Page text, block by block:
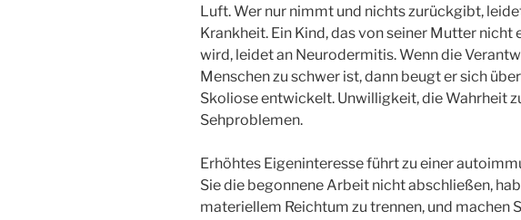
Luft. Wer nur nimmt und nichts zurückgibt,
Krankheit. Ein Kind, das von seiner Mutter
wird, leidet an Neurodermitis. Wenn die
Menschen zu schwer ist, dann beugt er sich
Skoliose entwickelt. Unwilligkeit, die Wahrheit
Sehproblemen.
Erhöhtes Eigeninteresse führt zu einer
Sie die begonnene Arbeit nicht abschließen,
materiellem Reichtum zu trennen, und machen